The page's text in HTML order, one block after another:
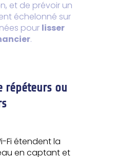
et de prévoir un
échelonné sur
pour lisser
.
répéteurs ou
Fi étendent la
en captant et